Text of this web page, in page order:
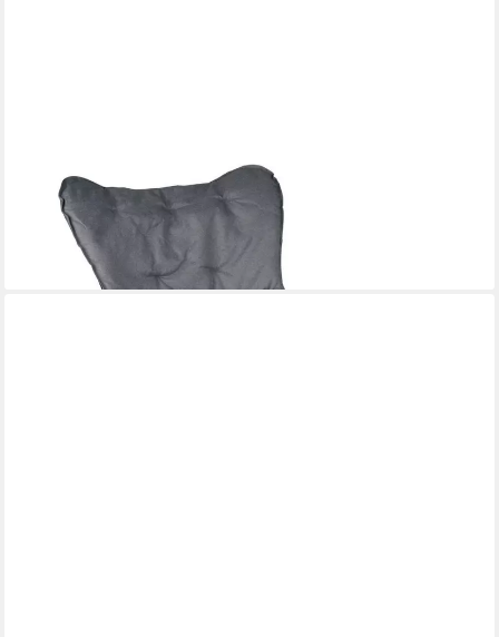
Gartenstuhl Camp active Schmetterlingsstuhl Klappbar 70 x 60 x
90 cm
39,69 €
lieferbar - in 5-6 Werktagen bei dir